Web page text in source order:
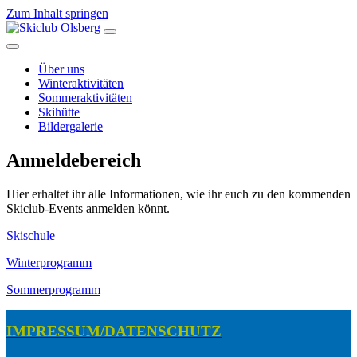
Zum Inhalt springen
Hauptnavigation
Über uns
Winteraktivitäten
Sommeraktivitäten
Skihütte
Bildergalerie
Anmeldebereich
Hier erhaltet ihr alle Informationen, wie ihr euch zu den kommenden
Skiclub-Events anmelden könnt.
Skischule
Winterprogramm
Sommerprogramm
IMPRESSUM/DATENSCHUTZ